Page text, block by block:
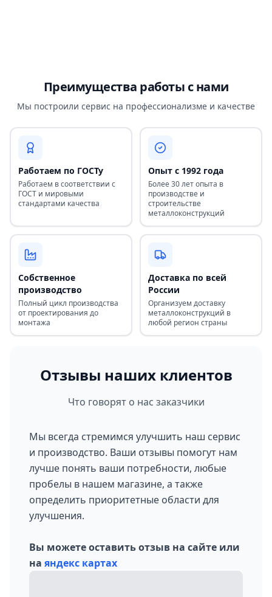
Преимущества работы с нами
Мы построили сервис на профессионализме и качестве
Работаем по ГОСТу
Работаем в соответствии с
ГОСТ и мировыми
стандартами качества
Опыт с 1992 года
Более 30 лет опыта в
производстве и
строительстве
металлоконструкций
Собственное
производство
Полный цикл производства
от проектирования до
монтажа
Доставка по всей
России
Организуем доставку
металлоконструкций в
любой регион страны
Отзывы наших клиентов
Что говорят о нас заказчики
Мы всегда стремимся улучшить наш сервис
и производство. Ваши отзывы помогут нам
лучше понять ваши потребности, любые
пробелы в нашем магазине, а также
определить приоритетные области для
улучшения.
Вы можете оставить отзыв на сайте или
на яндекс картах